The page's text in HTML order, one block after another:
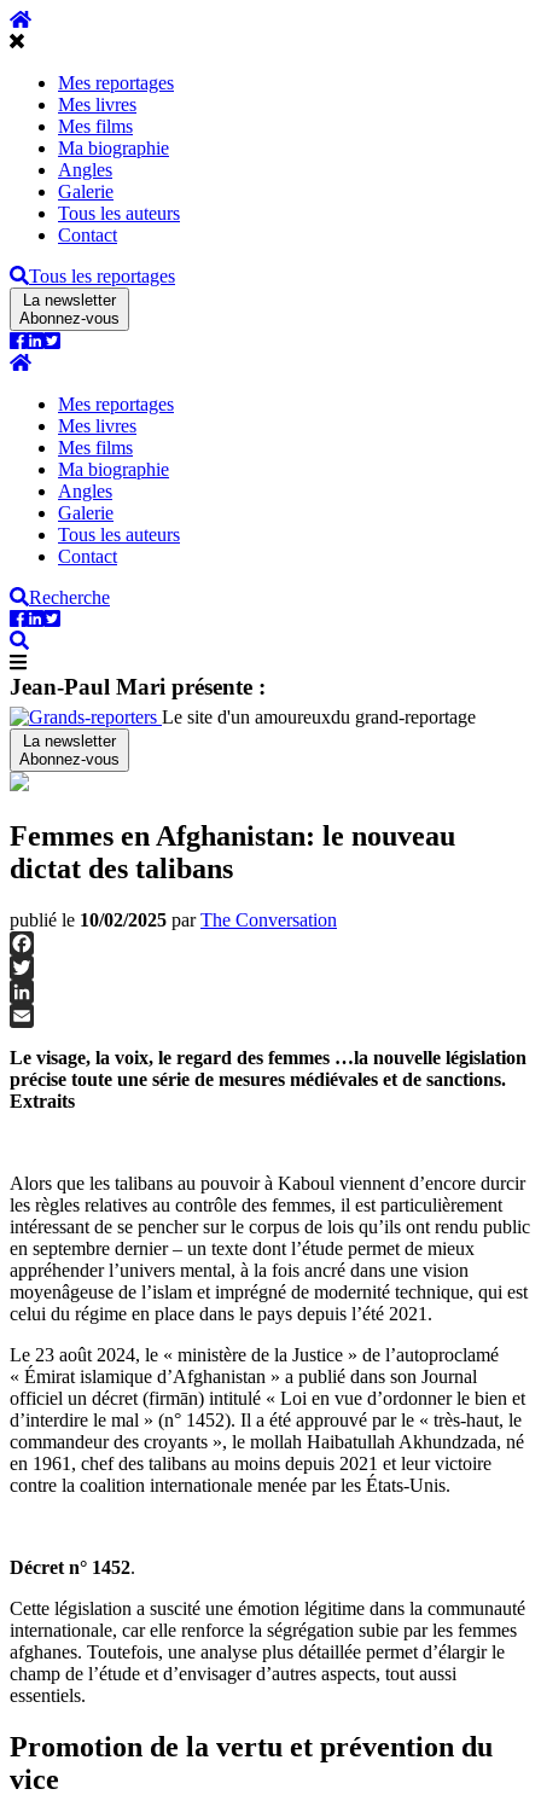
Mes reportages
Mes livres
Mes films
Ma biographie
Angles
Galerie
Tous les auteurs
Contact
Tous les reportages
La newsletter
Abonnez-vous
Mes reportages
Mes livres
Mes films
Ma biographie
Angles
Galerie
Tous les auteurs
Contact
Recherche
Jean-Paul Mari présente :
Le site d'un amoureuxdu grand-reportage
La newsletter
Abonnez-vous
Femmes en Afghanistan: le nouveau
dictat des talibans
publié le 10/02/2025 parThe Conversation
Facebook
Twitter
LinkedIn
Le visage, la voix, le regard des femmes …la nouvelle législation
précise toute une série de mesures médiévales et de sanctions.
Extraits
Alors que les talibans au pouvoir à Kaboul viennent d’encore durcir
les règles relatives au contrôle des femmes, il est particulièrement
intéressant de se pencher sur le corpus de lois qu’ils ont rendu public
en septembre dernier – un texte dont l’étude permet de mieux
appréhender l’univers mental, à la fois ancré dans une vision
moyenâgeuse de l’islam et imprégné de modernité technique, qui est
celui du régime en place dans le pays depuis l’été 2021.
Le 23 août 2024, le « ministère de la Justice » de l’autoproclamé
« Émirat islamique d’Afghanistan » a publié dans son Journal
officiel un décret (firmān) intitulé « Loi en vue d’ordonner le bien et
d’interdire le mal » (n° 1452). Il a été approuvé par le « très-haut, le
commandeur des croyants », le mollah Haibatullah Akhundzada, né
en 1961, chef des talibans au moins depuis 2021 et leur victoire
contre la coalition internationale menée par les États-Unis.
Décret n° 1452.
Cette législation a suscité une émotion légitime dans la communauté
internationale, car elle renforce la ségrégation subie par les femmes
afghanes. Toutefois, une analyse plus détaillée permet d’élargir le
champ de l’étude et d’envisager d’autres aspects, tout aussi
essentiels.
Promotion de la vertu et prévention du
vice